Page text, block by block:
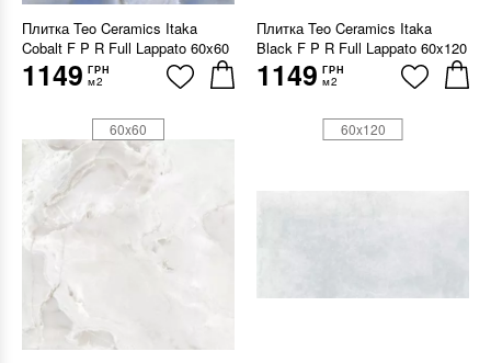
Плитка Teo Ceramics Itaka
Cobalt F P R Full Lappato 60x60
1149 ГРН
м2
Плитка Teo Ceramics Itaka
Black F P R Full Lappato 60x120
1149 ГРН
м2
60x60 60x120